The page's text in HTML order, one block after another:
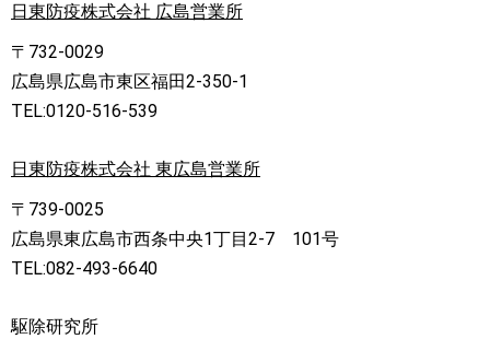
日東防疫株式会社 広島営業所
〒732-0029
広島県広島市東区福田2-350-1
TEL:0120-516-539
日東防疫株式会社 東広島営業所
〒739-0025
広島県東広島市西条中央1丁目2-7 101号
TEL:082-493-6640
駆除研究所